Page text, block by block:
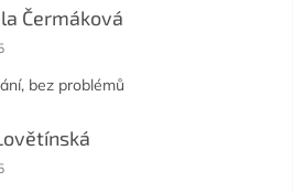
Čermáková
obchodu je 5 z 5 hvězdiček.
bez problémů
obchodu je 5 z 5 hvězdiček.